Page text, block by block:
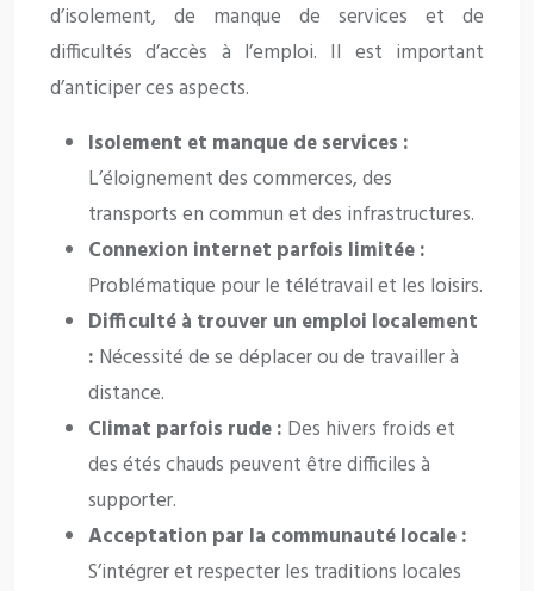
d’isolement, de manque de services et de
difficultés d’accès à l’emploi. Il est important
d’anticiper ces aspects.
Isolement et manque de services :
L’éloignement des commerces, des
transports en commun et des infrastructures.
Connexion internet parfois limitée :
Problématique pour le télétravail et les loisirs.
Difficulté à trouver un emploi localement
: Nécessité de se déplacer ou de travailler à
distance.
Climat parfois rude : Des hivers froids et
des étés chauds peuvent être difficiles à
supporter.
Acceptation par la communauté locale :
S’intégrer et respecter les traditions locales